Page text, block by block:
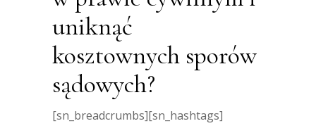
uniknąć
kosztownych sporów
sądowych?
[sn_breadcrumbs][sn_hashtags]